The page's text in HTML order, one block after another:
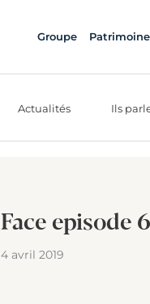
Groupe Patrimoine
Actualités Ils
Face episode
4 avril 2019